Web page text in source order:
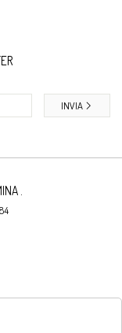
INVIA
.